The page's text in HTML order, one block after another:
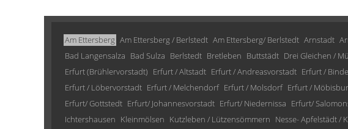
Am Ettersberg Am Ettersberg / Berlstedt Am Ettersberg/ Berlstedt Arnstadt
Bad Langensalza Bad Sulza Berlstedt Bretleben Buttstädt Drei Gleichen /
Erfurt (Brühlervorstadt) Erfurt / Altstadt Erfurt / Andreasvorstadt Erfurt /
Erfurt / Löbervorstadt Erfurt / Melchendorf Erfurt / Molsdorf Erfurt /
Erfurt/ Gottstedt Erfurt/ Johannesvorstadt Erfurt/ Niedernissa Erfurt/
Ichtershausen Kleinmölsen Kutzleben / Lützensömmern Nesse- Apfelstädt /